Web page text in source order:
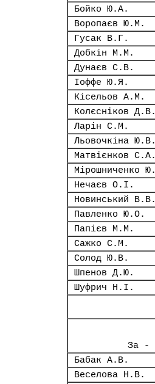
Бойко Ю.А.
Воропаєв Ю.М.
Гусак В.Г.
Добкін М.М.
Дунаєв С.В.
Іоффе Ю.Я.
Кісельов А.М.
Колєсніков Д.В.
Ларін С.М.
Льовочкіна Ю.В.
Матвієнков С.А.
Мірошниченко
Нечаєв О.І.
Новинський В.В.
Павленко Ю.О.
Папієв М.М.
Сажко С.М.
Солод Ю.В.
Шпенов Д.Ю.
Шуфрич Н.І.
За -
Бабак А.В.
Веселова Н.В.